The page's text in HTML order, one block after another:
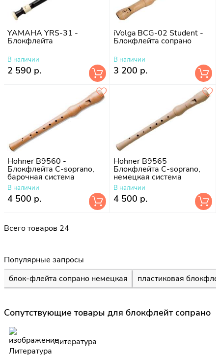
YAMAHA YRS-31 -
Блокфлейта
В наличии
2 590 р.
iVolga BCG-02 Student -
Блокфлейта сопрано
В наличии
3 200 р.
Hohner B9560 -
Блокфлейта С-soprano,
барочная система
В наличии
4 500 р.
Hohner B9565
Блокфлейта C-soprano,
немецкая система
В наличии
4 500 р.
Всего товаров 24
Популярные запросы
блок-флейта сопрано немецкая
пластиковая
Сопутствующие товары для блокфлейт сопрано
Литература